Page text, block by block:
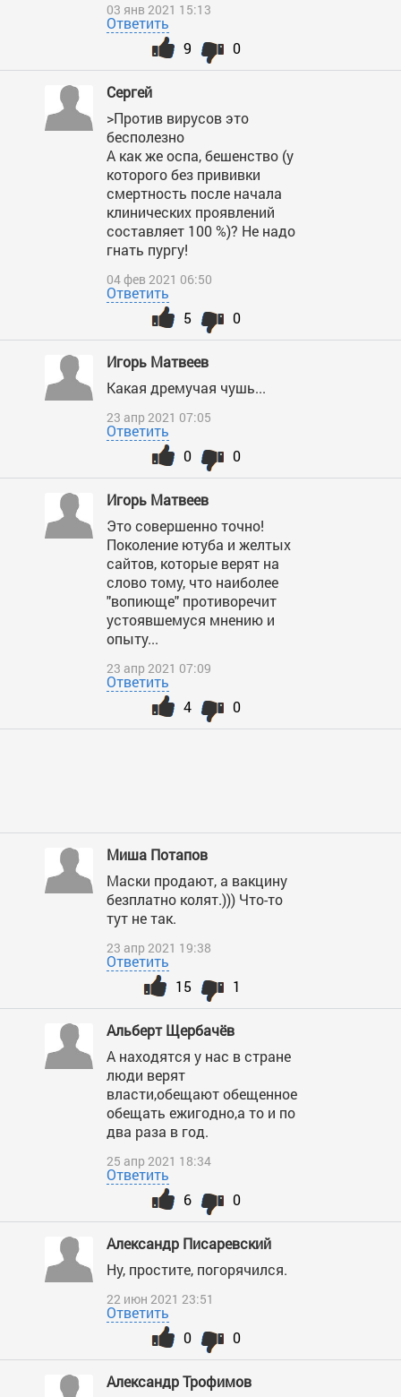
03 янв 2021 15:13
Ответить
0
9
Сергей
>Против вирусов это
бесполезно
А как же оспа, бешенство (у
которого без прививки
смертность после начала
клинических проявлений
составляет 100 %)? Не надо
гнать пургу!
04 фев 2021 06:50
Ответить
0
5
Игорь Матвеев
Какая дремучая чушь...
23 апр 2021 07:05
Ответить
0
0
Игорь Матвеев
Это совершенно точно!
Поколение ютуба и желтых
сайтов, которые верят на
слово тому, что наиболее
"вопиюще" противоречит
устоявшемуся мнению и
опыту...
23 апр 2021 07:09
Ответить
0
4
Миша Потапов
Маски продают, а вакцину
безплатно колят.))) Что-то
тут не так.
23 апр 2021 19:38
Ответить
1
15
Альберт Щербачёв
А находятся у нас в стране
люди верят
власти,обещают обещенное
обещать ежигодно,а то и по
два раза в год.
25 апр 2021 18:34
Ответить
0
6
Александр Писаревский
Ну, простите, погорячился.
22 июн 2021 23:51
Ответить
0
0
Александр Трофимов